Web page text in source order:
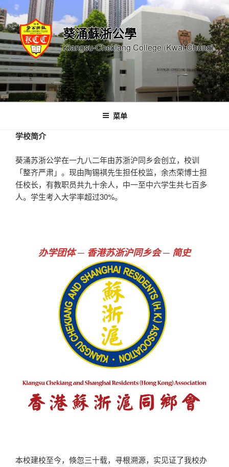
跳
至
内
容
葵涌蘇浙公學
Kiangsu-Chekiang College (Kwai Chung)
菜单
学校简介
葵涌苏浙公学在一九八二年由苏浙沪同乡会创立，校训
「整齐严肃」。现由陶锡褀先生担任校监，余杰荣博士担
任校长，有教职员共九十余人，中一至中六学生共七百多
人。学生考入大学率超过30%。
办学团体 ─ 香港苏浙沪同乡会─ 简史
本校建校至今，倏忽三十载，寻根溯源，实见证了我校办